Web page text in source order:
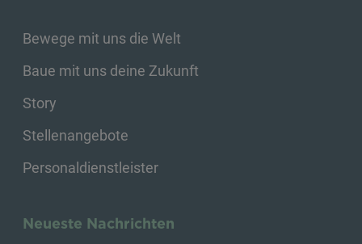
Bewege mit uns die Welt
Baue mit uns deine Zukunft
Story
Stellenangebote
Personaldienstleister
Neueste Nachrichten